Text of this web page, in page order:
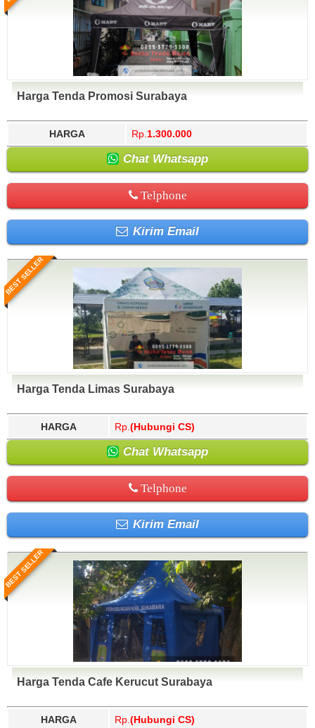
Harga Tenda Promosi Surabaya
HARGA Rp. 1.300.000
Chat Whatsapp
Telphone
Kirim Email
BEST SELLER
Harga Tenda Limas Surabaya
HARGA Rp. (Hubungi CS)
Chat Whatsapp
Telphone
Kirim Email
BEST SELLER
Harga Tenda Cafe Kerucut Surabaya
HARGA Rp. (Hubungi CS)